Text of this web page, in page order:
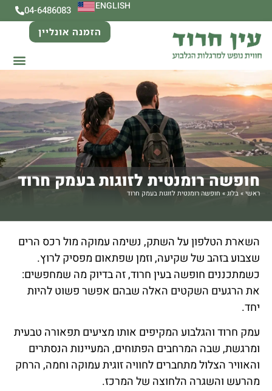
04-6486083 ENGLISH
הזמנה אונליין
חופשה רומנטית לזוגות בעמק חרוד
ראשי»בלוג» חופשה רומנטית לזוגות בעמק חרוד
השארת הטלפון על השתק, נשימה עמוקה מול רכס הרים
שצבוע בזהב של שקיעה, וזמן שפתאום מפסיק לרוץ.
כשמתכננים חופשה בעין חרוד, זה בדיוק מה שמחפשים:
את הרגעים השקטים האלה שבהם אפשר פשוט להיות
יחד.
עמק חרוד והגלבוע המקיפים אותו מציעים תפאורה טבעית
ומרגשת, שבה המרחבים הפתוחים, המעיינות הנסתרים
והאוויר הצלול מתחברים לחוויה זוגית עמוקה וחמה, הרחק
מהרעש והשגרה הלחוצה של המרכז.